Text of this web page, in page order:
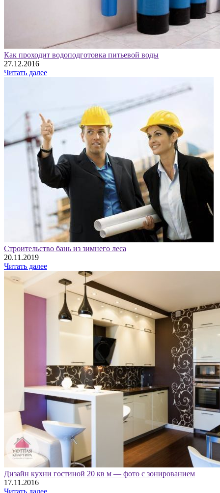
Как проходит водоподготовка питьевой воды
27.12.2016
Читать далее
Строительство бань из зимнего леса
20.11.2019
Читать далее
Дизайн кухни гостиной 20 кв м — фото с зонированием
17.11.2016